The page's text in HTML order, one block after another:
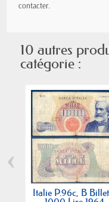
contacter.
10 autres
catégorie :
Italie P.96c, B
‹